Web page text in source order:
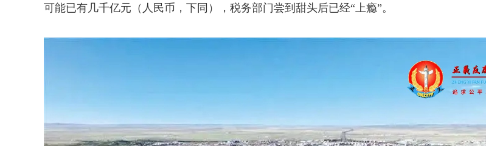
可能已有几千亿元（人民币，下同）， 税务部门尝到甜头后已经“上瘾”。